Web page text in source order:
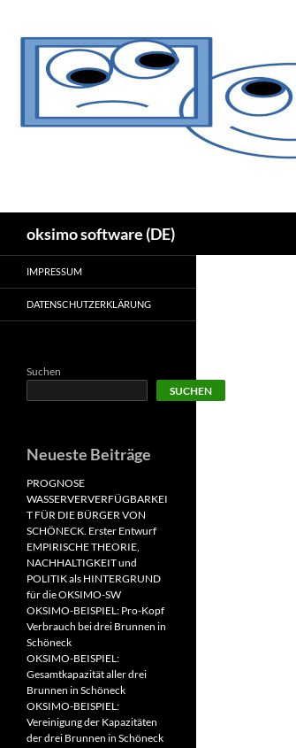
springen
oksimo software (DE)
IMPRESSUM
DATENSCHUTZERKLÄRUNG
Suchen
SUCHEN
Neueste Beiträge
PROGNOSE
WASSERVERVERFÜGBARKEI
T FÜR DIE BÜRGER VON
SCHÖNECK. Erster Entwurf
EMPIRISCHE THEORIE,
NACHHALTIGKEIT und
POLITIK als HINTERGRUND
für die OKSIMO-SW
OKSIMO-BEISPIEL: Pro-Kopf
Verbrauch bei drei Brunnen in
Schöneck
OKSIMO-BEISPIEL:
Gesamtkapazität aller drei
Brunnen in Schöneck
OKSIMO-BEISPIEL:
Vereinigung der Kapazitäten
der drei Brunnen in Schöneck